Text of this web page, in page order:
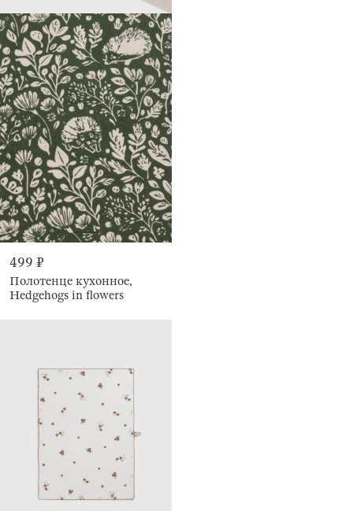
499 ₽
Полотенце кухонное,
Hedgehogs in flowers